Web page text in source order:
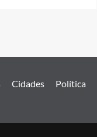
Cidades Política